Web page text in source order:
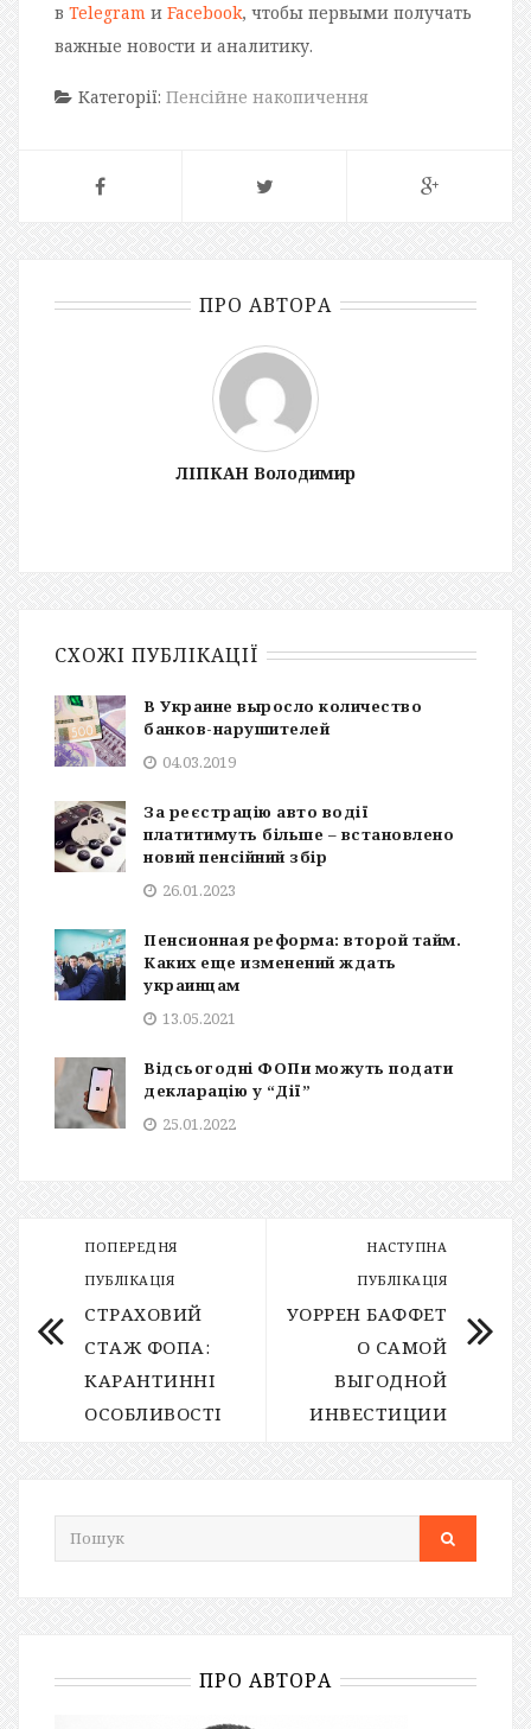
в Telegram и Facebook, чтобы первыми получать
важные новости и аналитику.
Категорії: Пенсійне накопичення
ПРО АВТОРА
ЛІПКАН Володимир
СХОЖІ ПУБЛІКАЦІЇ
В Украине выросло количество
банков-нарушителей
04.03.2019
За реєстрацію авто водії
платитимуть більше – встановлено
новий пенсійний збір
26.01.2023
Пенсионная реформа: второй тайм.
Каких еще изменений ждать
украинцам
13.05.2021
Відсьогодні ФОПи можуть подати
декларацію у “Дії”
25.01.2022
ПОПЕРЕДНЯ
ПУБЛІКАЦІЯ
СТРАХОВИЙ
СТАЖ ФОПА:
КАРАНТИННІ
ОСОБЛИВОСТІ
НАСТУПНА
ПУБЛІКАЦІЯ
УОРРЕН БАФФЕТ
О САМОЙ
ВЫГОДНОЙ
ИНВЕСТИЦИИ
ПРО АВТОРА